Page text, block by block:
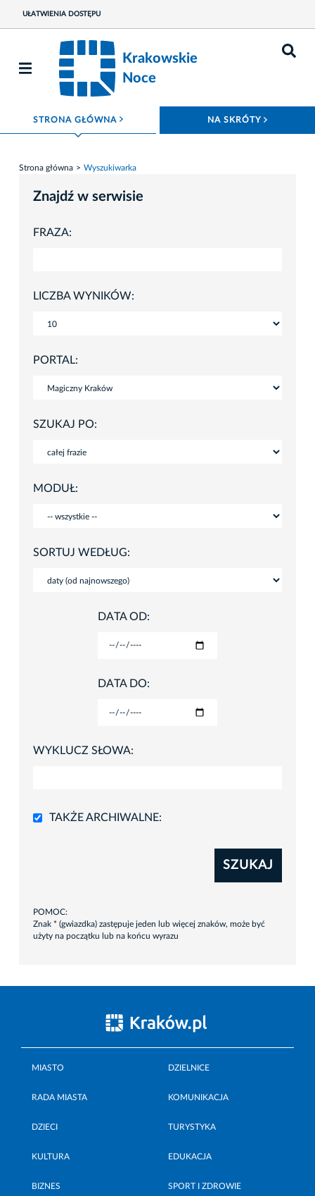
UŁATWIENIA DOSTĘPU
Krakowskie
Noce
STRONA GŁÓWNA ROZWIŃ MENU NA SKRÓTY
Strona główna Wyszukiwarka
Znajdź w serwisie
FRAZA:
LICZBA WYNIKÓW:
PORTAL:
SZUKAJ PO:
MODUŁ:
SORTUJ WEDŁUG:
DATA OD:
DATA DO:
WYKLUCZ SŁOWA:
TAKŻE ARCHIWALNE:
SZUKAJ
POMOC:
Znak * (gwiazdka) zastępuje jeden lub więcej znaków, może być
użyty na początku lub na końcu wyrazu
MIASTO DZIELNICE
RADA MIASTA KOMUNIKACJA
DZIECI TURYSTYKA
KULTURA EDUKACJA
BIZNES SPORT I ZDROWIE